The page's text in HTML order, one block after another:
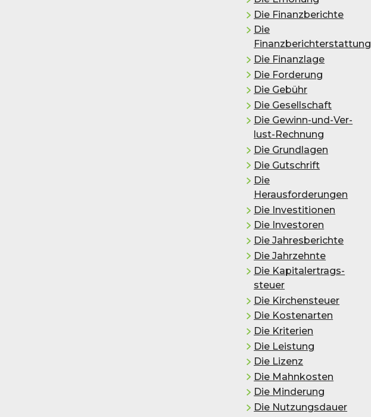
Die Finanzberichte
Die
Finanzberichterstattung
Die Finanzlage
Die Forderung
Die Gebühr
Die Gesellschaft
Die Ge­winn-und-Ver­
lust-Rech­nung
Die Grundlagen
Die Gutschrift
Die
Herausforderungen
Die Investitionen
Die Investoren
Die Jahresberichte
Die Jahrzehnte
Die Ka­pi­tal­er­trags­
steu­er
Die Kir­chen­steu­er
Die Kostenarten
Die Kriterien
Die Leistung
Die Lizenz
Die Mahnkosten
Die Minderung
Die Nutzungsdauer